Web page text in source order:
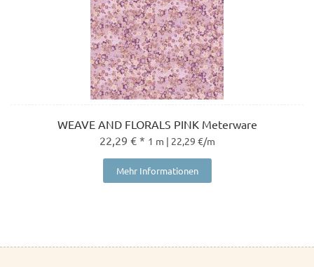
WEAVE AND FLORALS PINK Meterware
22,29 € * 1 m | 22,29 €/m
Mehr Informationen